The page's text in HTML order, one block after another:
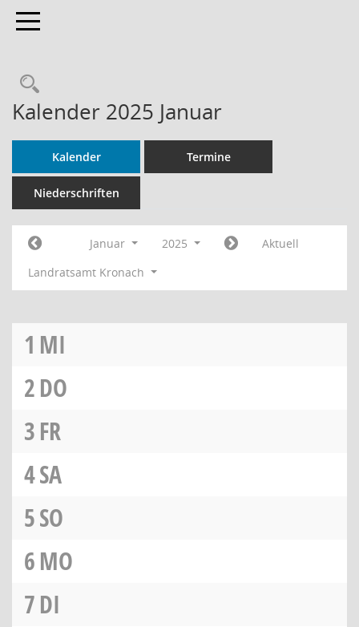
Toggle navigation
Rechercheauswahl
Kalender 2025 Januar
Kalender Termine
Niederschriften
Januar 2025
Aktuell
Landratsamt Kronach
1 MI
2DO
3FR
4SA
5SO
6MO
7DI